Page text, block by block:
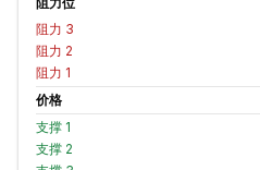
阻力 3
阻力 2
阻力 1
价格
支撑 1
支撑 2